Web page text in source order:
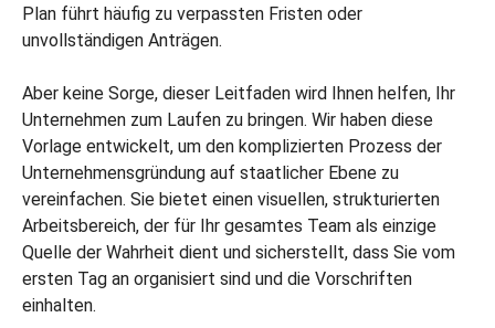
Plan führt häufig zu verpassten Fristen oder
unvollständigen Anträgen.
Aber keine Sorge, dieser Leitfaden wird Ihnen helfen, Ihr
Unternehmen zum Laufen zu bringen. Wir haben diese
Vorlage entwickelt, um den komplizierten Prozess der
Unternehmensgründung auf staatlicher Ebene zu
vereinfachen. Sie bietet einen visuellen, strukturierten
Arbeitsbereich, der für Ihr gesamtes Team als einzige
Quelle der Wahrheit dient und sicherstellt, dass Sie vom
ersten Tag an organisiert sind und die Vorschriften
einhalten.